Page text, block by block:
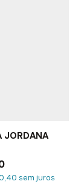
JORDANA
sem juros